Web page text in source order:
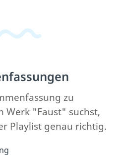
zu
Werk "Faust" suchst,
Playlist genau richtig.